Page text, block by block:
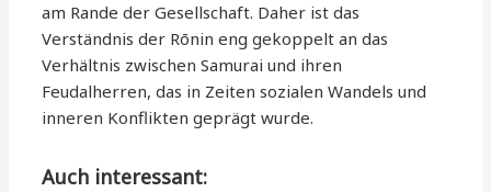
am Rande der Gesellschaft. Daher ist das
Verständnis der Rōnin eng gekoppelt an das
Verhältnis zwischen Samurai und ihren
Feudalherren, das in Zeiten sozialen Wandels und
inneren Konflikten geprägt wurde.
Auch interessant: